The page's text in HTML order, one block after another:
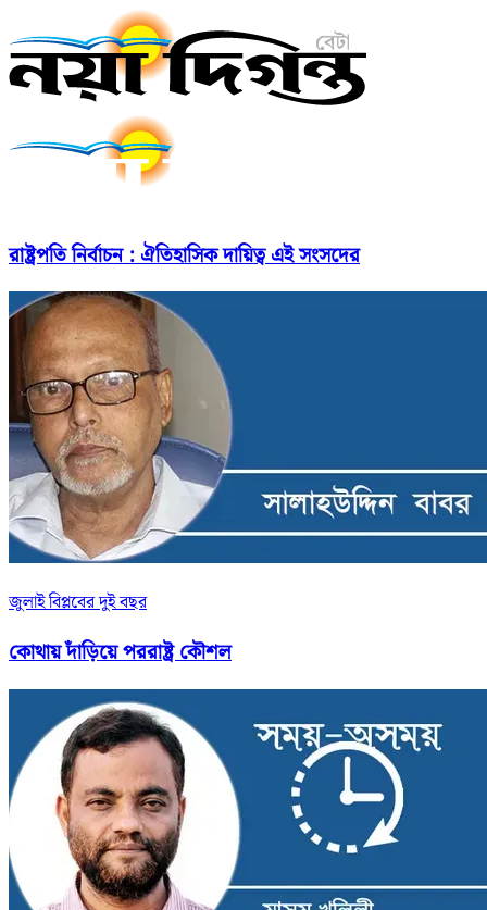
রাষ্ট্রপতি নির্বাচন : ঐতিহাসিক দায়িত্ব এই সংসদের
জুলাই বিপ্লবের দুই বছর
কোথায় দাঁড়িয়ে পররাষ্ট্র কৌশল